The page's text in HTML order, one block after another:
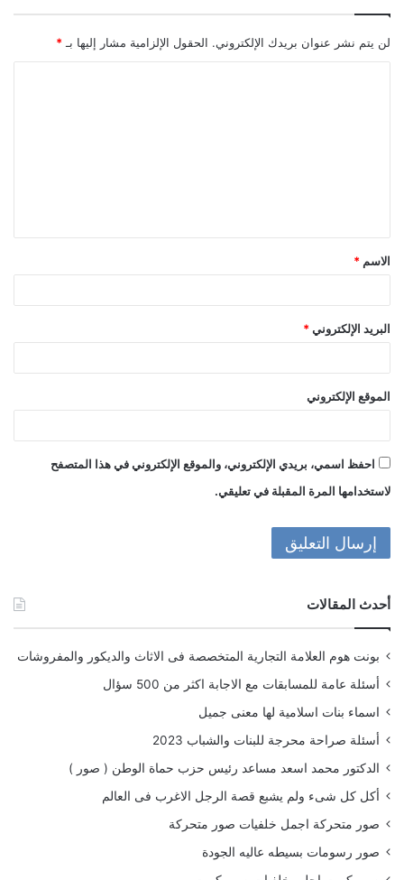
لن يتم نشر عنوان بريدك الإلكتروني. الحقول الإلزامية مشار إليها بـ *
ق
*
الاسم *
البريد الإلكتروني *
الموقع الإلكتروني
احفظ اسمي، بريدي الإلكتروني، والموقع الإلكتروني في هذا المتصفح
لاستخدامها المرة المقبلة في تعليقي.
أحدث المقالات
بونت هوم العلامة التجارية المتخصصة فى الاثاث والديكور والمفروشات
أسئلة عامة للمسابقات مع الاجابة اكثر من 500 سؤال
اسماء بنات اسلامية لها معنى جميل
أسئلة صراحة محرجة للبنات والشباب 2023
الدكتور محمد اسعد مساعد رئيس حزب حماة الوطن ( صور )
أكل كل شىء ولم يشبع قصة الرجل الاغرب فى العالم
صور متحركة اجمل خلفيات صور متحركة
صور رسومات بسيطه عاليه الجودة